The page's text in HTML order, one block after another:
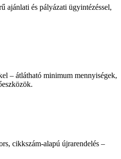
ajánlati és pályázati ügyintézéssel,
– átlátható minimum mennyiségek,
cikkszám-alapú újrarendelés –